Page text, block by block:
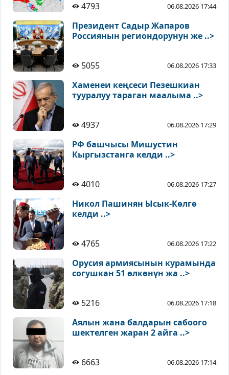
4793 06.08.2026 17:44
Президент Садыр Жапаров
Россиянын региондорунун же ..>
5055 06.08.2026 17:33
Хаменеи кеңсеси Пезешкиан
тууралуу тараган маалыма ..>
4937 06.08.2026 17:29
РФ башчысы Мишустин
Кыргызстанга келди ..>
4010 06.08.2026 17:27
Никол Пашинян Ысык-Көлгө
келди ..>
4765 06.08.2026 17:22
Орусия армиясынын курамында
согушкан 51 өлкөнүн жа ..>
5216 06.08.2026 17:18
Аялын жана балдарын сабоого
шектелген жаран 2 айга ..>
6663 06.08.2026 17:14